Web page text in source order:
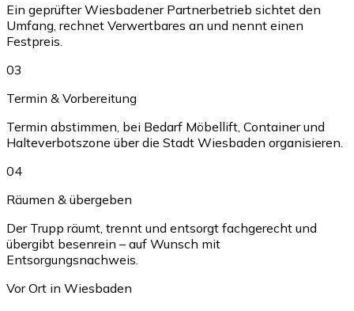
Ein geprüfter Wiesbadener Partnerbetrieb sichtet den
Umfang, rechnet Verwertbares an und nennt einen
Festpreis.
03
Termin & Vorbereitung
Termin abstimmen, bei Bedarf Möbellift, Container und
Halteverbotszone über die Stadt Wiesbaden organisieren.
04
Räumen & übergeben
Der Trupp räumt, trennt und entsorgt fachgerecht und
übergibt besenrein – auf Wunsch mit
Entsorgungsnachweis.
Vor Ort in Wiesbaden